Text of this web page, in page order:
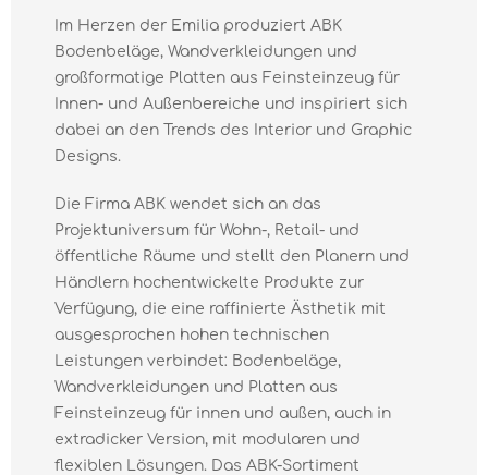
Im Herzen der Emilia produziert ABK
Bodenbeläge, Wandverkleidungen und
großformatige Platten aus Feinsteinzeug für
Innen- und Außenbereiche und inspiriert sich
dabei an den Trends des Interior und Graphic
Designs.
Die Firma ABK wendet sich an das
Projektuniversum für Wohn-, Retail- und
öffentliche Räume und stellt den Planern und
Händlern hochentwickelte Produkte zur
Verfügung, die eine raffinierte Ästhetik mit
ausgesprochen hohen technischen
Leistungen verbindet: Bodenbeläge,
Wandverkleidungen und Platten aus
Feinsteinzeug für innen und außen, auch in
extradicker Version, mit modularen und
flexiblen Lösungen. Das ABK-Sortiment